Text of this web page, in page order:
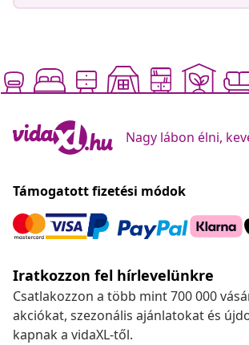
Nagy lábon élni,
Támogatott fizetési módok
Iratkozzon fel hírlevelünkre
Csatlakozzon a több mint 700 000
akciókat, szezonális ajánlatokat és
kapnak a vidaXL-től.